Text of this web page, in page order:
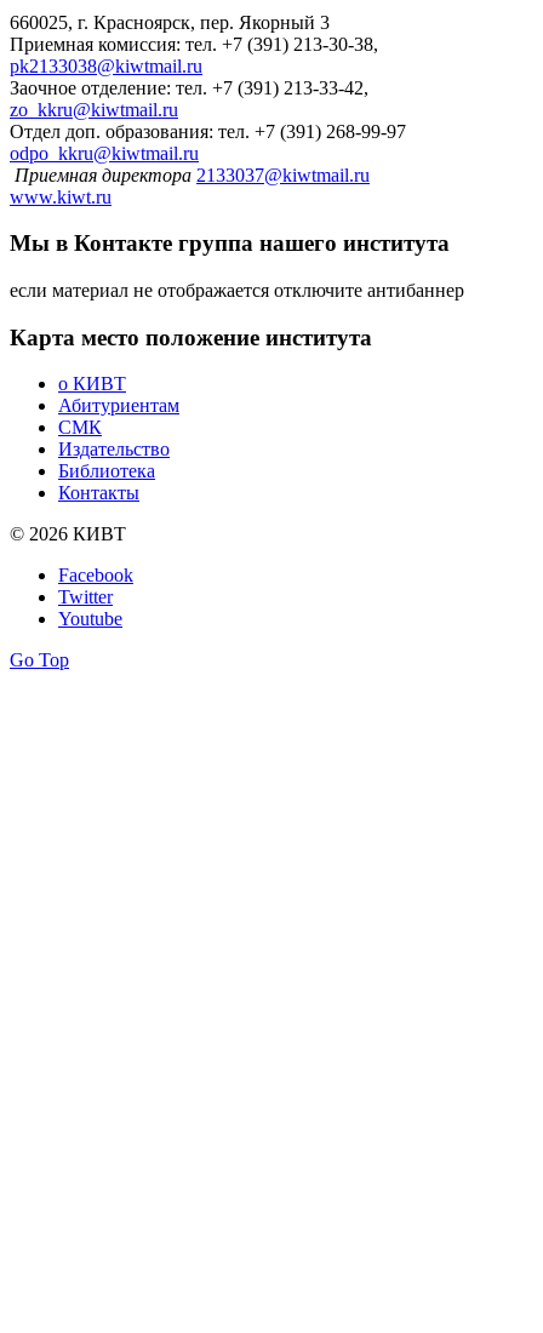
660025, г. Красноярск, пер. Якорный 3
Приемная комиссия: тел. +7 (391) 213-30-38,
pk2133038@kiwtmail.ru
Заочное отделение: тел. +7 (391) 213-33-42,
zo_kkru@kiwtmail.ru
Отдел доп. образования: тел. +7 (391) 268-99-97
odpo_kkru@kiwtmail.ru
Приемная директора 2133037@kiwtmail.ru
www.kiwt.ru
Мы в Контакте группа нашего института
если материал не отображается отключите антибаннер
Карта место положение института
о КИВТ
Абитуриентам
СМК
Издательство
Библиотека
Контакты
© 2026 КИВТ
Facebook
Twitter
Youtube
Go Top